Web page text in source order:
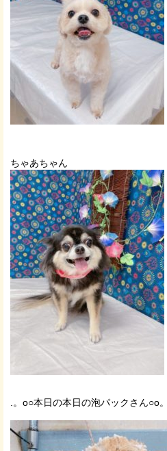
ちゃあちゃん
.。o○本日の本日の泡パックさん○o。.